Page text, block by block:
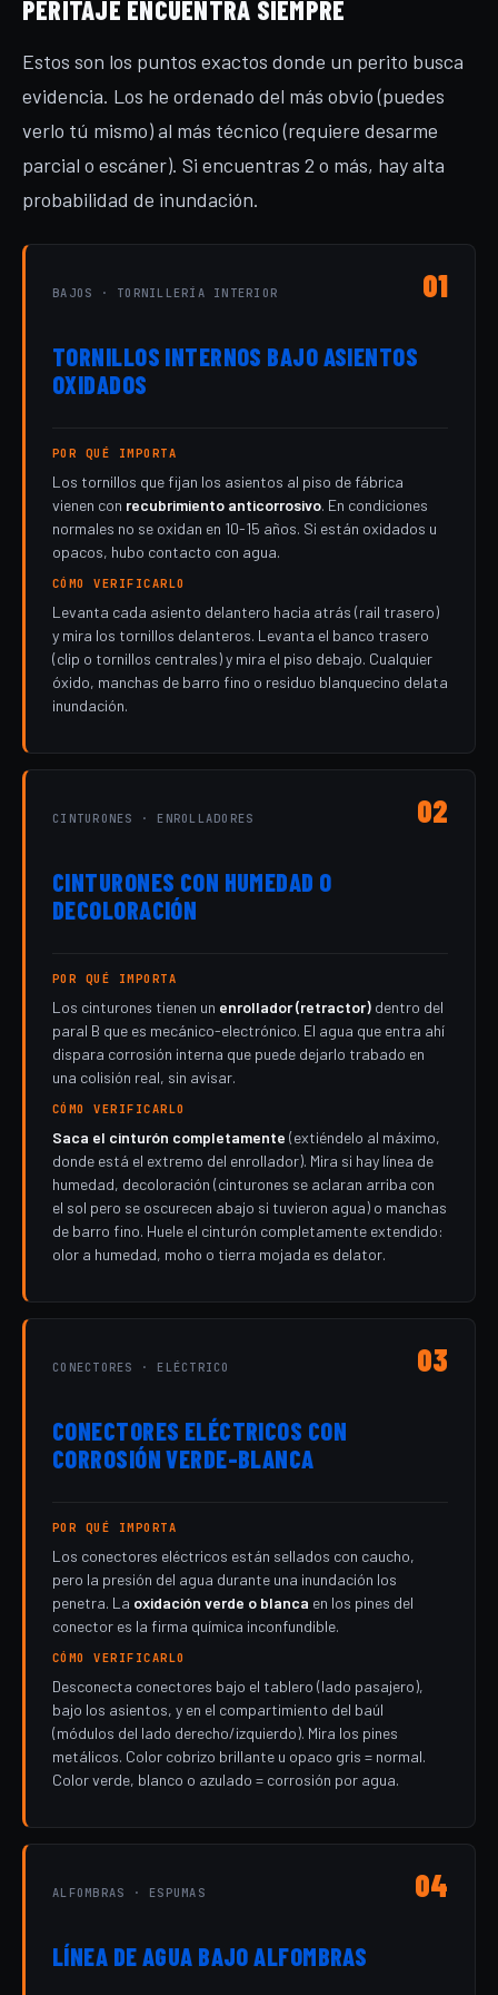
PERITAJE ENCUENTRA SIEMPRE
Estos son los puntos exactos donde un perito busca
evidencia. Los he ordenado del más obvio (puedes
verlo tú mismo) al más técnico (requiere desarme
parcial o escáner). Si encuentras 2 o más, hay alta
probabilidad de inundación.
BAJOS · TORNILLERÍA INTERIOR
TORNILLOS INTERNOS BAJO ASIENTOS
OXIDADOS
01
POR QUÉ IMPORTA
Los tornillos que fijan los asientos al piso de fábrica
vienen con recubrimiento anticorrosivo. En condiciones
normales no se oxidan en 10-15 años. Si están oxidados u
opacos, hubo contacto con agua.
CÓMO VERIFICARLO
Levanta cada asiento delantero hacia atrás (rail trasero)
y mira los tornillos delanteros. Levanta el banco trasero
(clip o tornillos centrales) y mira el piso debajo. Cualquier
óxido, manchas de barro fino o residuo blanquecino delata
inundación.
CINTURONES · ENROLLADORES
CINTURONES CON HUMEDAD O
DECOLORACIÓN
02
POR QUÉ IMPORTA
Los cinturones tienen un enrollador (retractor) dentro del
paral B que es mecánico-electrónico. El agua que entra ahí
dispara corrosión interna que puede dejarlo trabado en
una colisión real, sin avisar.
CÓMO VERIFICARLO
Saca el cinturón completamente (extiéndelo al máximo,
donde está el extremo del enrollador). Mira si hay línea de
humedad, decoloración (cinturones se aclaran arriba con
el sol pero se oscurecen abajo si tuvieron agua) o manchas
de barro fino. Huele el cinturón completamente extendido:
olor a humedad, moho o tierra mojada es delator.
CONECTORES · ELÉCTRICO
CONECTORES ELÉCTRICOS CON
CORROSIÓN VERDE-BLANCA
03
POR QUÉ IMPORTA
Los conectores eléctricos están sellados con caucho,
pero la presión del agua durante una inundación los
penetra. La oxidación verde o blanca en los pines del
conector es la firma química inconfundible.
CÓMO VERIFICARLO
Desconecta conectores bajo el tablero (lado pasajero),
bajo los asientos, y en el compartimiento del baúl
(módulos del lado derecho/izquierdo). Mira los pines
metálicos. Color cobrizo brillante u opaco gris = normal.
Color verde, blanco o azulado = corrosión por agua.
ALFOMBRAS · ESPUMAS
LÍNEA DE AGUA BAJO ALFOMBRAS
04